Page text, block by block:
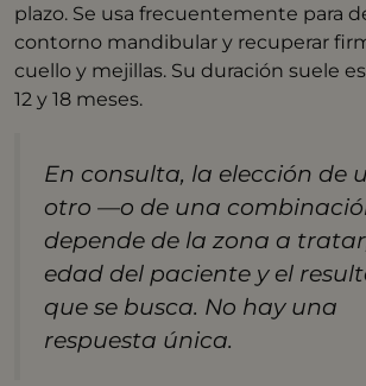
plazo. Se usa frecuentemente para
contorno mandibular y recuperar
cuello y mejillas. Su duración suele
12 y 18 meses.
En consulta, la elección de
otro —o de una
depende de la zona a
edad del paciente y el
que se busca. No hay una
respuesta única.